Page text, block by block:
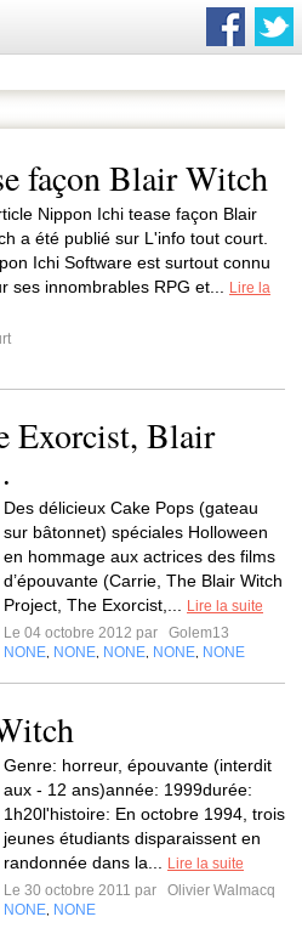
façon Blair Witch
Nippon Ichi tease façon Blair
a été publié sur L'info tout court.
Ichi Software est surtout connu
ses innombrables RPG et...
Lire la
Exorcist, Blair
Des délicieux Cake Pops (gateau
sur bâtonnet) spéciales Holloween
en hommage aux actrices des films
d’épouvante (Carrie, The Blair Witch
Project, The Exorcist,...
Lire la suite
Le 04 octobre 2012 par
Golem13
NONE NONE NONE NONE NONE
Genre: horreur, épouvante (interdit
aux - 12 ans)année: 1999durée:
1h20l'histoire: En octobre 1994, trois
jeunes étudiants disparaissent en
randonnée dans la...
Lire la suite
Le 30 octobre 2011 par
Olivier Walmacq
NONE NONE